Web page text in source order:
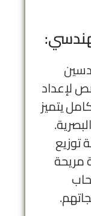
لإعداد
يتميز
توزيع
مريحة